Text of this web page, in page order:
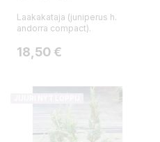
Laakakataja (juniperus h.
andorra compact).
Hinta
18,50 €